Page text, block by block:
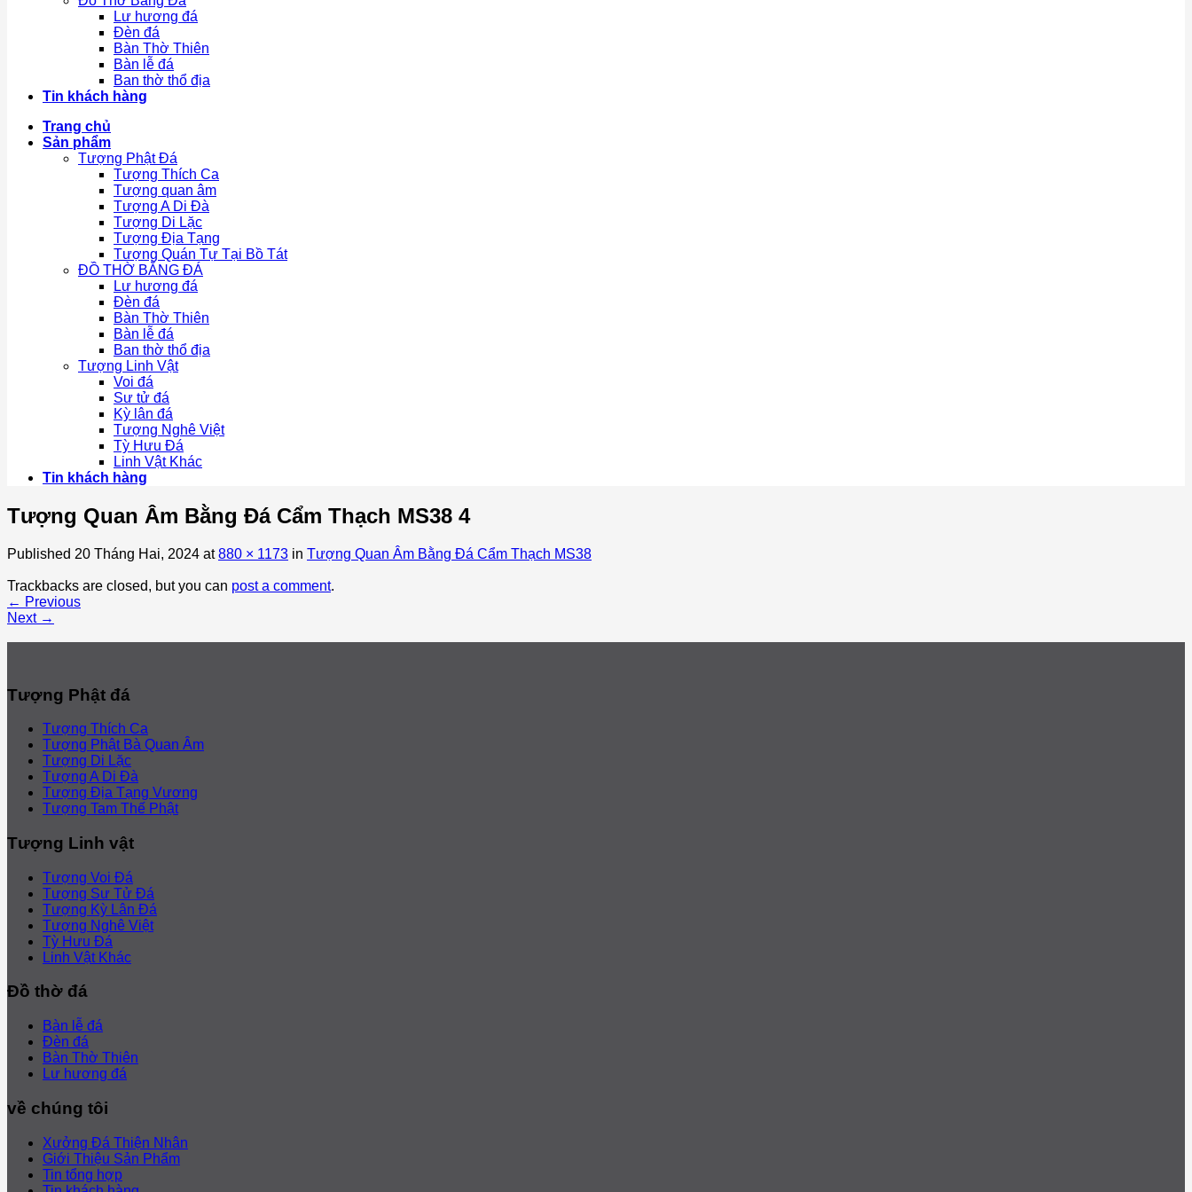
Lư hương đá
Đèn đá
Bàn Thờ Thiên
Bàn lễ đá
Ban thờ thổ địa
Tin khách hàng
Trang chủ
Sản phẩm
Tượng Phật Đá
Tượng Thích Ca
Tượng quan âm
Tượng A Di Đà
Tượng Di Lặc
Tượng Địa Tạng
Tượng Quán Tự Tại Bồ Tát
ĐỒ THỜ BẰNG ĐÁ
Lư hương đá
Đèn đá
Bàn Thờ Thiên
Bàn lễ đá
Ban thờ thổ địa
Tượng Linh Vật
Voi đá
Sư tử đá
Kỳ lân đá
Tượng Nghê Việt
Tỳ Hưu Đá
Linh Vật Khác
Tin khách hàng
Tượng Quan Âm Bằng Đá Cẩm Thạch MS38 4
Published 20 Tháng Hai, 2024 at880 × 1173 in Tượng Quan Âm Bằng Đá Cẩm Thạch MS38
Trackbacks are closed, but you can post a comment.
← Previous
Next →
Tượng Phật đá
Tượng Thích Ca
Tượng Phật Bà Quan Âm
Tượng Di Lặc
Tượng A Di Đà
Tượng Địa Tạng Vương
Tượng Tam Thế Phật
Tượng Linh vật
Tượng Voi Đá
Tượng Sư Tử Đá
Tượng Kỳ Lân Đá
Tượng Nghê Việt
Tỳ Hưu Đá
Linh Vật Khác
Đồ thờ đá
Bàn lễ đá
Đèn đá
Bàn Thờ Thiên
Lư hương đá
về chúng tôi
Xưởng Đá Thiện Nhân
Giới Thiệu Sản Phẩm
Tin tổng hợp